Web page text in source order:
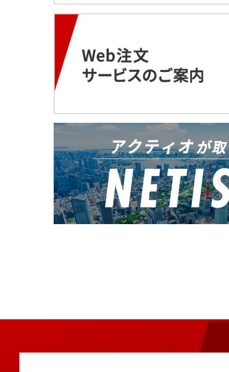
3月
上腕アシストスーツ
ALCパネル施工機 タテー
キャリアダンプ（解体用
2月
LED投光機6灯式
電光表示機LED（5文字3
ーザー®）
太陽光パネル搭載マイク
3月
高圧電源車
バッテリー・ユニット
2月
屋内自動飛行システム搭
BIM×Drone
GNSSマシンコントロー
スカイジャスター（吊荷
自動玉外し装置
3月
充電式バッテリー工具
充電式バッテリーLEDラ
バッテリー・ユニット
2月
重量物吸着搬送機械 グラ
伸縮搬送設置リフター
環境表示計 きんりんくん2
静音発電機
2月
建機レンタル Web注文サ
超低騒音型ハンドガイド
吸遮音パネル
4月
衝突被害軽減ブレーキ機
ブーム旋回時走行警告シ
3月
鉄筋探査機
地中探査機
吊荷通過警報システム
ミニクレーン（オールバ
スタンドファン
5月
自走式屈伸型ホイール
アルミスロープ
アルミ製6輪台車
4月
ラジコン対応型バックホ
はさまれん棒